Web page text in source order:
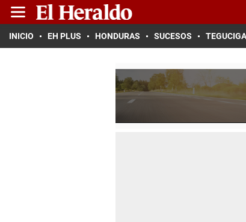
INICIO EH PLUS HONDURAS SUCESOS